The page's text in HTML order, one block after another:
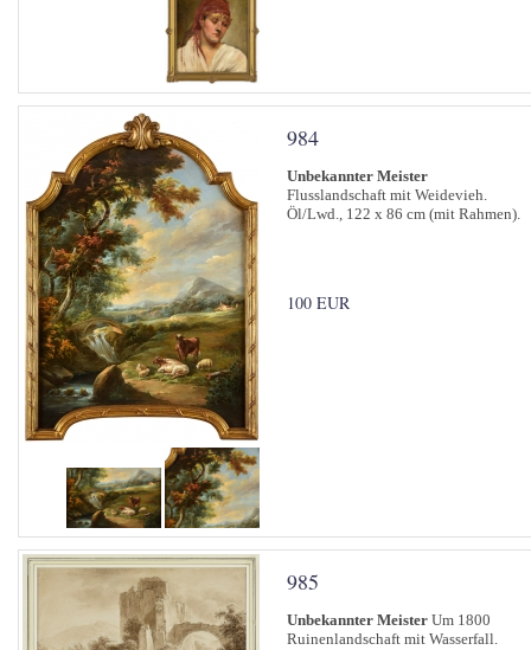
984
Unbekannter Meister
Flusslandschaft mit Weidevieh.
Öl/Lwd., 122 x 86 cm (mit Rahmen).
100 EUR
985
Unbekannter Meister Um 1800
Ruinenlandschaft mit Wasserfall.